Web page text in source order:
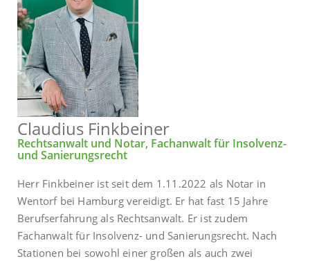
Claudius Finkbeiner
Rechtsanwalt und Notar, Fachanwalt für Insolvenz-
und Sanierungsrecht
Herr Finkbeiner ist seit dem 1.11.2022 als Notar in
Wentorf bei Hamburg vereidigt. Er hat fast 15 Jahre
Berufserfahrung als Rechtsanwalt. Er ist zudem
Fachanwalt für Insolvenz- und Sanierungsrecht. Nach
Stationen bei sowohl einer großen als auch zwei